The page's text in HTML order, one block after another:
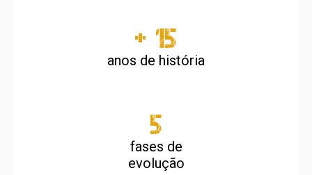
+ 15
anos de história
5
fases de
evolução